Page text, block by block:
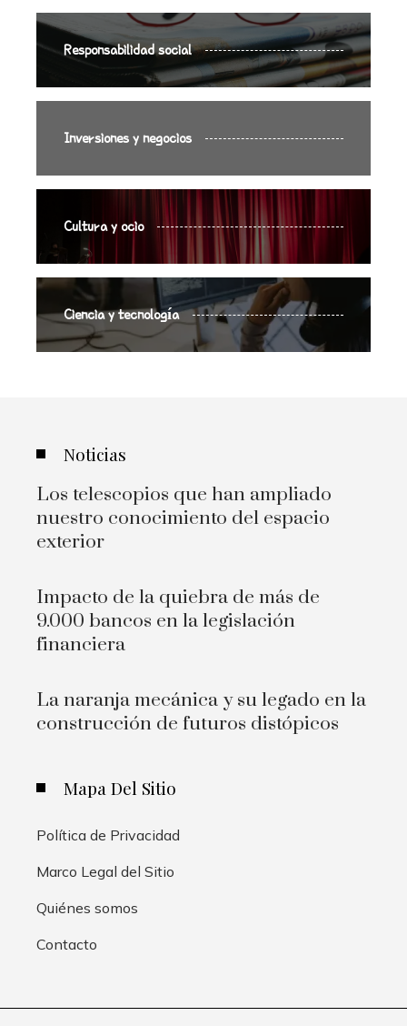
Responsabilidad social
Inversiones y negocios
Cultura y ocio
Ciencia y tecnología
Noticias
Los telescopios que han ampliado
nuestro conocimiento del espacio
exterior
Impacto de la quiebra de más de
9.000 bancos en la legislación
financiera
La naranja mecánica y su legado en la
construcción de futuros distópicos
Mapa Del Sitio
Política de Privacidad
Marco Legal del Sitio
Quiénes somos
Contacto